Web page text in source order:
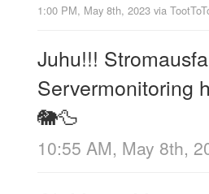
1:00 PM, May 8th, 2023 via
Juhu!!!
Servermonitoring
🐘🦆
10:55 AM, May 8th,